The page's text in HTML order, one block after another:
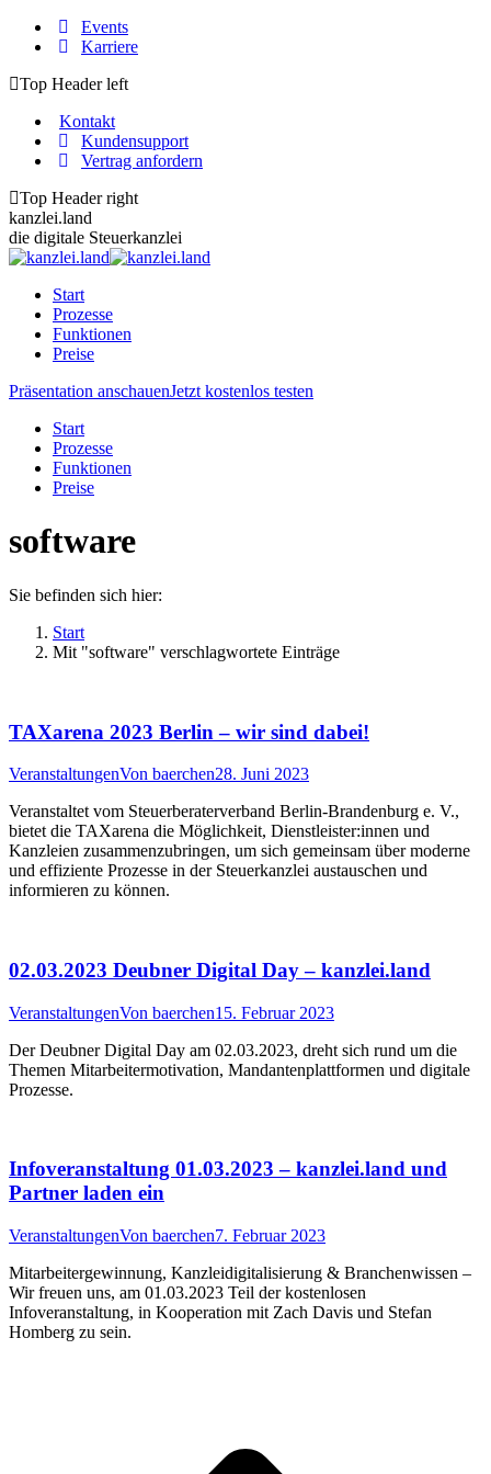
Zum
Inhalt
Events
Karriere
Top Header left
Kontakt
Kundensupport
Vertrag anfordern
Top Header right
kanzlei.land
die digitale Steuerkanzlei
Start
Prozesse
Funktionen
Preise
Präsentation anschauenJetzt kostenlos testen
Start
Prozesse
Funktionen
Preise
software
Sie befinden sich hier:
Start
Mit "software" verschlagwortete Einträge
TAXarena 2023 Berlin – wir sind dabei!
VeranstaltungenVon baerchen28. Juni 2023
Veranstaltet vom Steuerberaterverband Berlin-Brandenburg e. V.,
bietet die TAXarena die Möglichkeit, Dienstleister:innen und
Kanzleien zusammenzubringen, um sich gemeinsam über moderne
und effiziente Prozesse in der Steuerkanzlei austauschen und
informieren zu können.
02.03.2023 Deubner Digital Day – kanzlei.land
VeranstaltungenVon baerchen15. Februar 2023
Der Deubner Digital Day am 02.03.2023, dreht sich rund um die
Themen Mitarbeitermotivation, Mandantenplattformen und digitale
Prozesse.
Infoveranstaltung 01.03.2023 – kanzlei.land und
Partner laden ein
VeranstaltungenVon baerchen7. Februar 2023
Mitarbeitergewinnung, Kanzleidigitalisierung & Branchenwissen –
Wir freuen uns, am 01.03.2023 Teil der kostenlosen
Infoveranstaltung, in Kooperation mit Zach Davis und Stefan
Homberg zu sein.